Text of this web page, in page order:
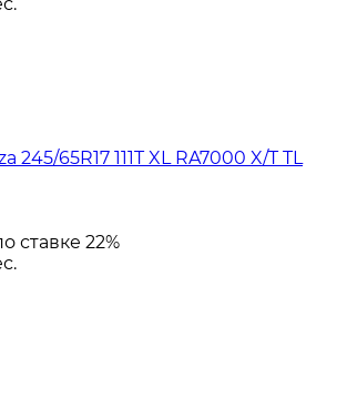
65R17 111T XL RA7000 X/T TL
ставке 22%